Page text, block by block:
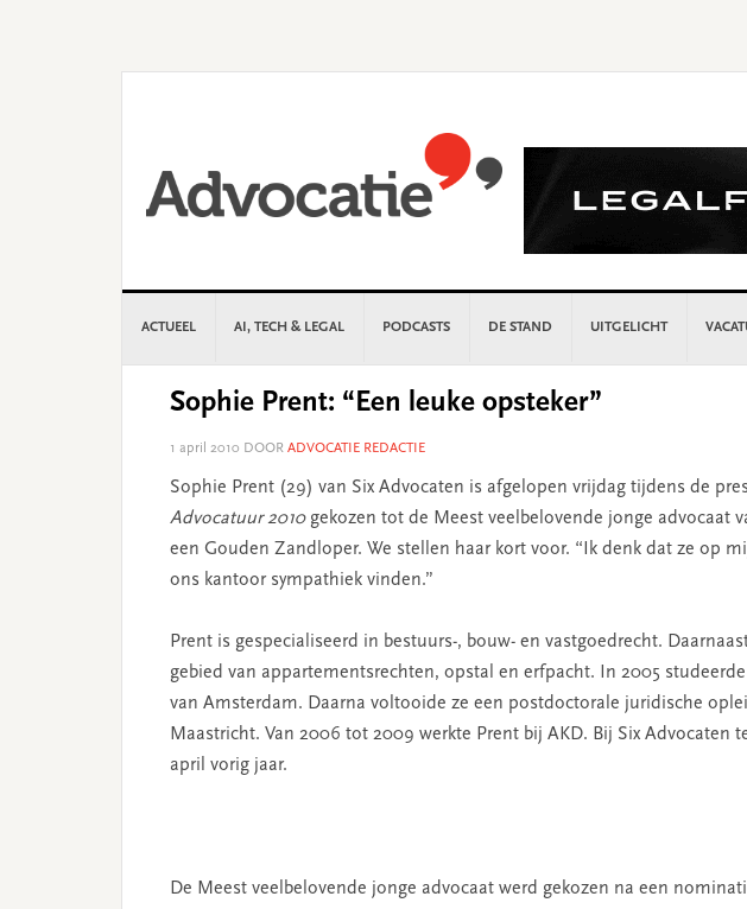
ACTUEEL AI, TECH & LEGAL PODCASTS DE STAND UITGELICHT
Sophie Prent: “Een leuke opsteker”
1 april 2010 DOOR ADVOCATIE REDACTIE
Sophie Prent (29) van Six Advocaten is afgelopen vrijdag tijdens de
Advocatuur 2010gekozen tot de Meest veelbelovende jonge advocaat
een Gouden Zandloper. We stellen haar kort voor. “Ik denk dat ze op
ons kantoor sympathiek vinden.”
Prent is gespecialiseerd in bestuurs-, bouw- en vastgoedrecht.
gebied van appartementsrechten, opstal en erfpacht. In 2005
van Amsterdam. Daarna voltooide ze een postdoctorale juridische
Maastricht. Van 2006 tot 2009 werkte Prent bij AKD. Bij Six Advocaten
april vorig jaar.
De Meest veelbelovende jonge advocaat werd gekozen na een